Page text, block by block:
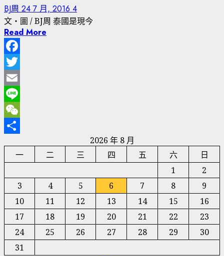
BJ周 24 7 月, 2016 4
文‧圖 / BJ周 泰國是現今
Read More
Facebook
Twitter
Email
Line
WeChat
2026 年 8 月
一
二 三 四 五 六
日
1
2
3
4 5 6 7 8
9
10
11 12 13 14 15
16
17
18 19 20 21 22
23
24
25 26 27 28 29
30
31